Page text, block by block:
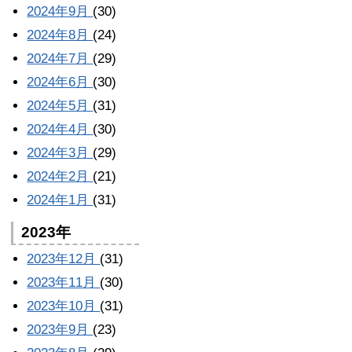
2024年9月 (30)
2024年8月 (24)
2024年7月 (29)
2024年6月 (30)
2024年5月 (31)
2024年4月 (30)
2024年3月 (29)
2024年2月 (21)
2024年1月 (31)
2023年
2023年12月 (31)
2023年11月 (30)
2023年10月 (31)
2023年9月 (23)